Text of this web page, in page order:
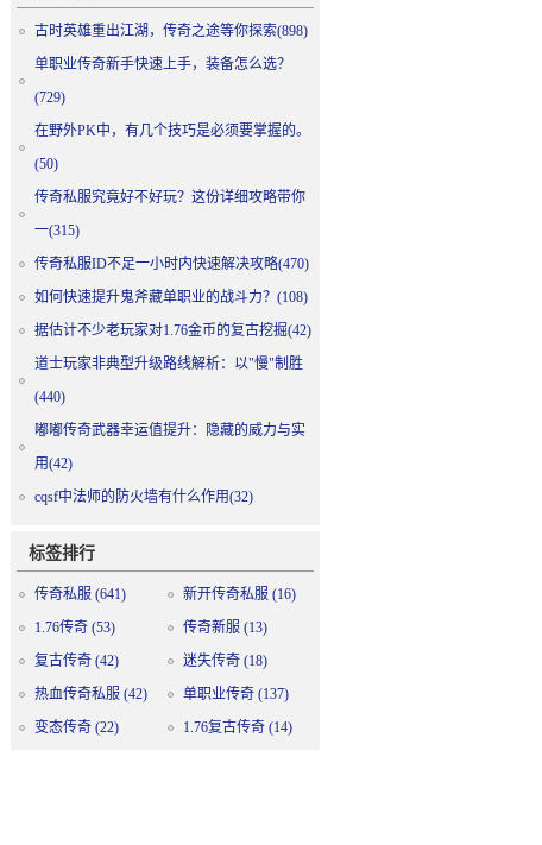
古时英雄重出江湖，传奇之途等你探索(898)
单职业传奇新手快速上手，装备怎么选？
(729)
在野外PK中，有几个技巧是必须要掌握的。
(50)
传奇私服究竟好不好玩？这份详细攻略带你
一(315)
传奇私服ID不足一小时内快速解决攻略(470)
如何快速提升鬼斧藏单职业的战斗力？(108)
据估计不少老玩家对1.76金币的复古挖掘(42)
道士玩家非典型升级路线解析：以"慢"制胜
(440)
嘟嘟传奇武器幸运值提升：隐藏的威力与实
用(42)
cqsf中法师的防火墙有什么作用(32)
标签排行
传奇私服 (641) 新开传奇私服 (16)
1.76传奇 (53) 传奇新服 (13)
复古传奇 (42) 迷失传奇 (18)
热血传奇私服 (42) 单职业传奇 (137)
变态传奇 (22) 1.76复古传奇 (14)